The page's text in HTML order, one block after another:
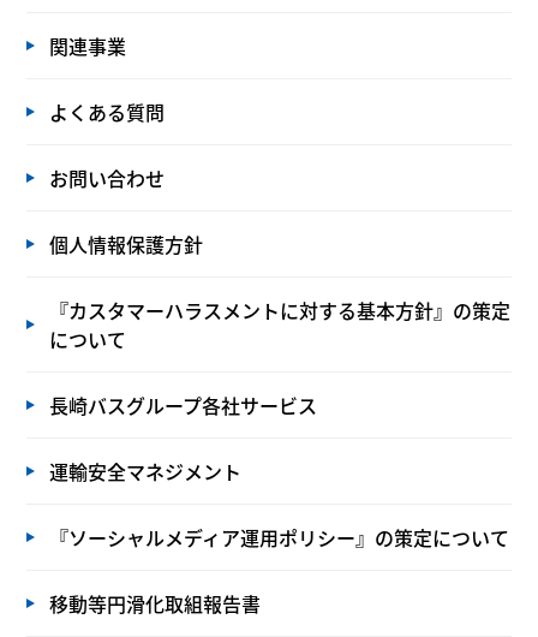
関連事業
よくある質問
お問い合わせ
個人情報保護方針
『カスタマーハラスメントに対する基本方針』の策定
について
長崎バスグループ各社サービス
運輸安全マネジメント
『ソーシャルメディア運用ポリシー』の策定について
移動等円滑化取組報告書